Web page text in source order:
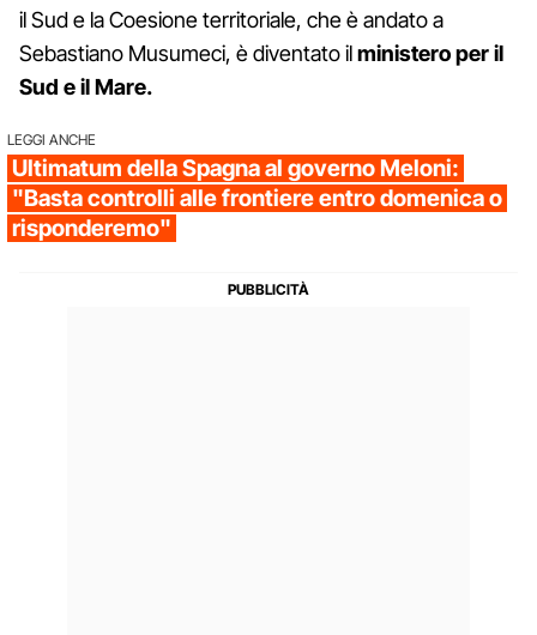
il Sud e la Coesione territoriale, che è andato a
Sebastiano Musumeci, è diventato ilministero per il
Sud e il Mare.
LEGGI ANCHE
Ultimatum della Spagna al governo Meloni:
"Basta controlli alle frontiere entro domenica o
risponderemo"